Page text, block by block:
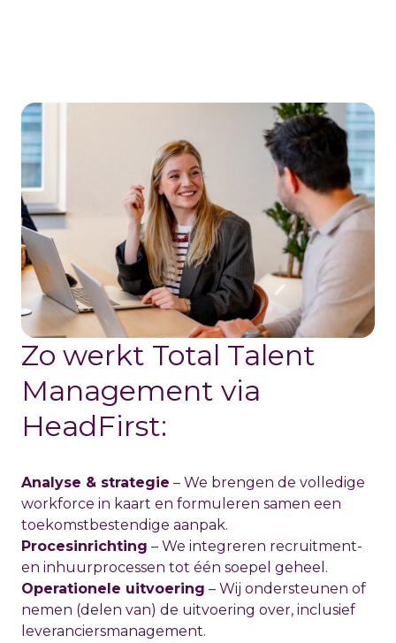
Zo werkt Total Talent
Management via
HeadFirst:
Analyse & strategie – We brengen de volledige
workforce in kaart en formuleren samen een
toekomstbestendige aanpak.
Procesinrichting – We integreren recruitment-
en inhuurprocessen tot één soepel geheel.
Operationele uitvoering – Wij ondersteunen of
nemen (delen van) de uitvoering over, inclusief
leveranciersmanagement.